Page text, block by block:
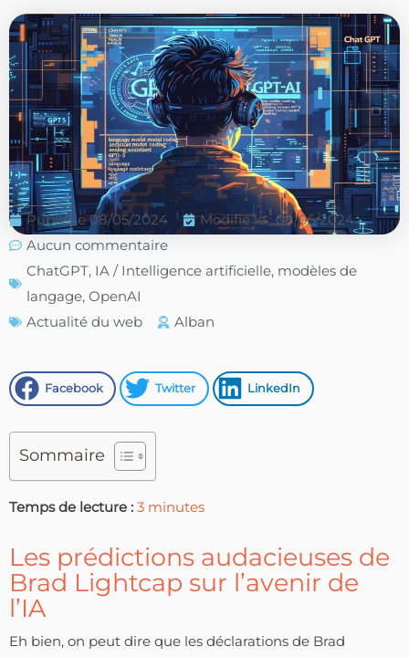
Publié le 08/05/2024
Modifié le : 08/05/2024
Aucun commentaire
ChatGPT, IA / Intelligence artificielle, modèles de
langage, OpenAI
Actualité du web
Alban
Facebook Twitter LinkedIn
Sommaire
Temps de lecture : 3 minutes
Les prédictions audacieuses de
Brad Lightcap sur l’avenir de
l’IA
Eh bien, on peut dire que les déclarations de Brad